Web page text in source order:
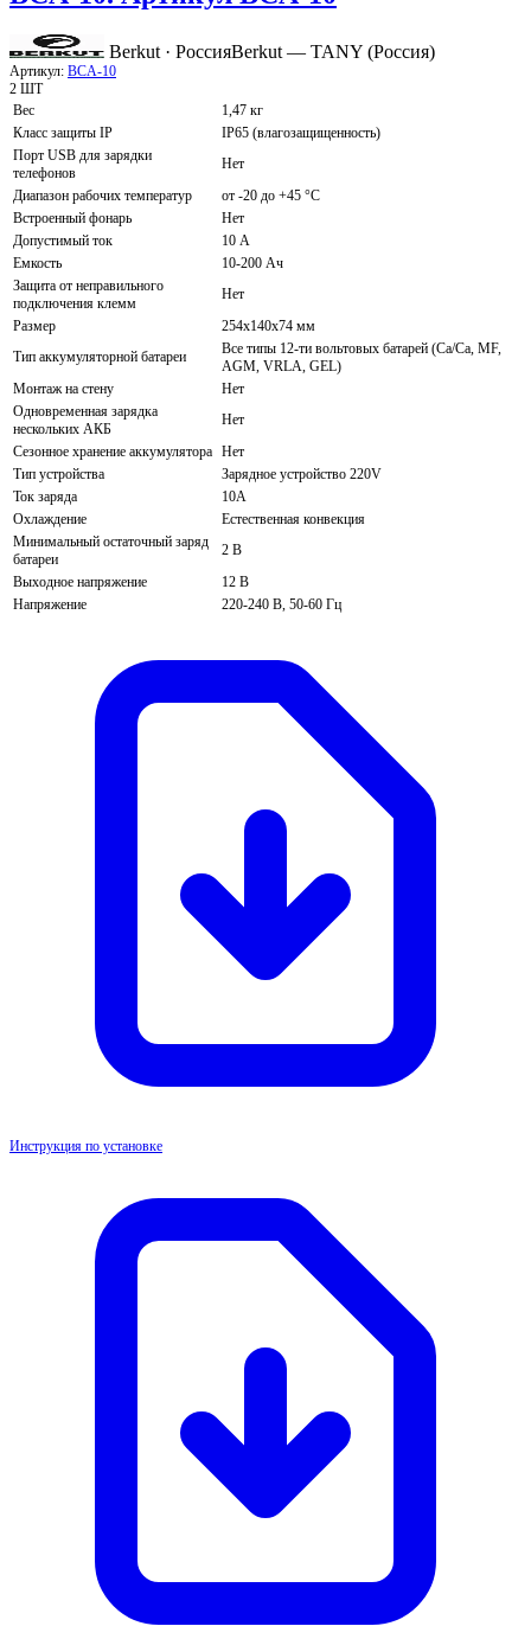
Berkut · РоссияBerkut — TANY (Россия)
Артикул: BCA-10
2 ШТ
Вес
1,47 кг
Класс защиты IP
IP65 (влагозащищенность)
Порт USB для зарядки
телефонов
Нет
Диапазон рабочих температур
от -20 до +45 °C
Встроенный фонарь
Нет
Допустимый ток
10 А
Емкость
10-200 Ач
Защита от неправильного
подключения клемм
Нет
Размер
254x140x74 мм
Тип аккумуляторной батареи
Все типы 12-ти вольтовых батарей (Сa/Ca, MF,
AGM, VRLA, GEL)
Монтаж на стену
Нет
Одновременная зарядка
нескольких АКБ
Нет
Сезонное хранение аккумулятора Нет
Тип устройства
Зарядное устройство 220V
Ток заряда
10А
Охлаждение
Естественная конвекция
Минимальный остаточный заряд
батареи
2 В
Выходное напряжение
12 В
Напряжение
220-240 В, 50-60 Гц
Инструкция по установке